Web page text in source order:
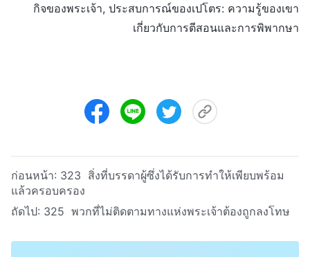
กิจของพระเจ้า, ประสบการณ์ของเปโตร: ความรู้ของเขา
เกี่ยวกับการตีสอนและการพิพากษา
ก่อนหน้า: 323 สิ่งที่บรรดาผู้ซึ่งได้รับการทำให้เพียบพร้อม
แล้วครอบครอง
ถัดไป: 325 พวกที่ไม่ติดตามทางแห่งพระเจ้าต้องถูกลงโทษ